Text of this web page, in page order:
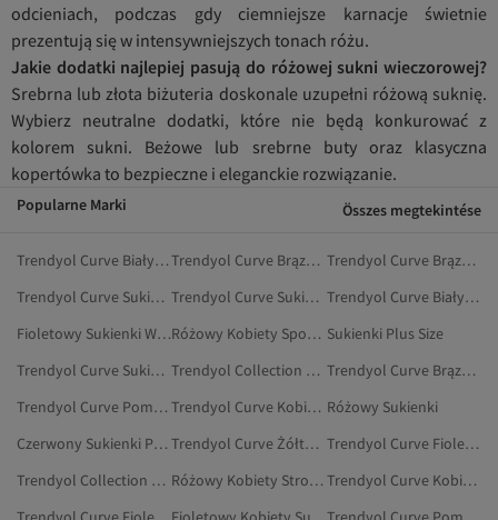
odcieniach, podczas gdy ciemniejsze karnacje świetnie
prezentują się w intensywniejszych tonach różu.
Jakie dodatki najlepiej pasują do różowej sukni wieczorowej?
Srebrna lub złota biżuteria doskonale uzupełni różową suknię.
Wybierz neutralne dodatki, które nie będą konkurować z
kolorem sukni. Beżowe lub srebrne buty oraz klasyczna
kopertówka to bezpieczne i eleganckie rozwiązanie.
Popularne Marki Összes megtekintése
Trendyol Curve Biały Sukienki Plus Size Trendyol Curve Brązowy Sukienki Wieczorowe Plus Size
Trendyol Curve Brązowy Sukienki Plus Size
Trendyol Curve Sukienki Plus Size
Trendyol Curve Sukienki
Trendyol Curve Biały Sukienki
Fioletowy Sukienki Wieczorowe Plus Size
Różowy Kobiety Spodnie Dresowe Plus Size Sukienki Plus Size
Trendyol Curve Sukienki Ciążowe
Trendyol Collection Sukienki Plus Size
Trendyol Curve Brązowy Sukienki
Trendyol Curve Pomarańczowy Sukienki Wieczorowe Plus Size
Trendyol Curve Kobiety Sukienki Plus Size Różowy Sukienki
Czerwony Sukienki Plus Size
Trendyol Curve Żółty Sukienki Plus Size
Trendyol Curve Fioletowy Sukienki Wieczorowe Plus Size
Trendyol Collection Brązowy Sukienki Wieczorowe Plus Size
Różowy Kobiety Stroje Kąpielowe Plus Size
Trendyol Curve Kobiety Sukienki